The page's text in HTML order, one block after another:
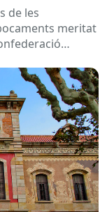
liquidat l’any
de les
meritat